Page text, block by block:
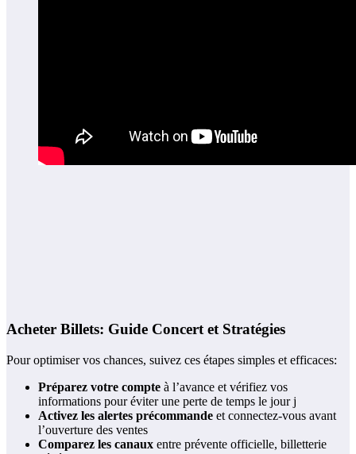
Acheter Billets: Guide Concert et Stratégies
Pour optimiser vos chances, suivez ces étapes simples et efficaces:
Préparez votre compte à l’avance et vérifiez vos
informations pour éviter une perte de temps le jour j
Activez les alertes précommande et connectez-vous avant
l’ouverture des ventes
Comparez les canaux entre prévente officielle, billetterie